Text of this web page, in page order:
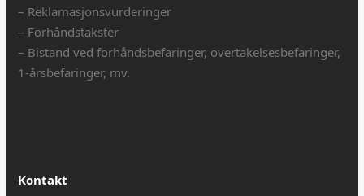
– Reklamasjonsvurderinger
– Forhåndstakster
– Bistand ved forhåndsbefaringer, overtakelsesbefaringer,
1-årsbefaringer, mv.
Kontakt